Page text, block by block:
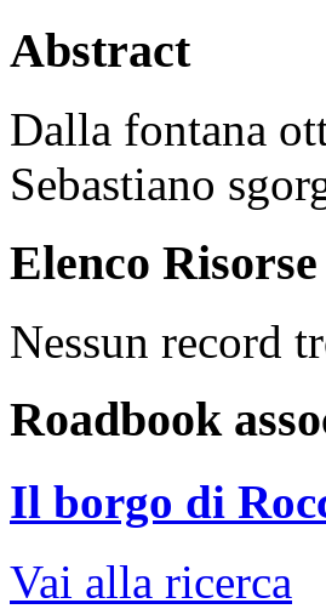
Abstract
Dalla fontana
Sebastiano
Elenco
Nessun record
Roadbook
Il borgo di
Vai alla ricerca